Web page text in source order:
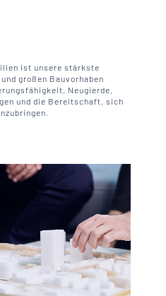
ist unsere stärkste
großen Bauvorhaben
Neugierde,
und die Bereitschaft, sich